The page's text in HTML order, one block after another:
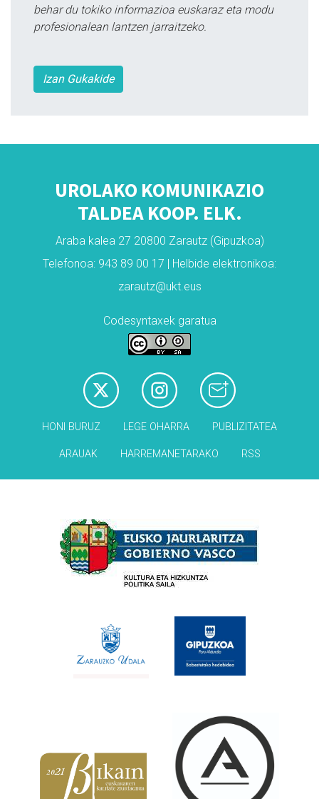
behar du tokiko informazioa euskaraz eta modu
profesionalean lantzen jarraitzeko.
Izan Gukakide
UROLAKO KOMUNIKAZIO
TALDEA KOOP. ELK.
Araba kalea 27 20800 Zarautz (Gipuzkoa)
Telefonoa: 943 89 00 17 | Helbide elektronikoa:
zarautz@ukt.eus
Codesyntaxek garatua
HONI BURUZ LEGE OHARRA PUBLIZITATEA
ARAUAK HARREMANETARAKO RSS